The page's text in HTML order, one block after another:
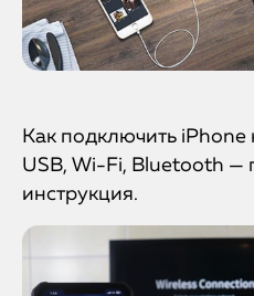
Как подключить iPhone
USB, Wi-Fi, Bluetooth —
инструкция.